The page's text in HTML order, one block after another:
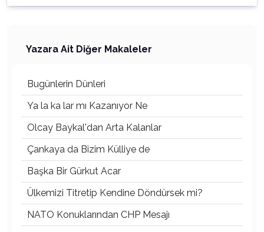
Yazara Ait Diğer Makaleler
Bugünlerin Dünleri
Ya la ka lar mı Kazanıyor Ne
Olcay Baykal'dan Arta Kalanlar
Çankaya da Bizim Külliye de
Başka Bir Gürkut Acar
Ülkemizi Titretip Kendine Döndürsek mi?
NATO Konuklarından CHP Mesajı